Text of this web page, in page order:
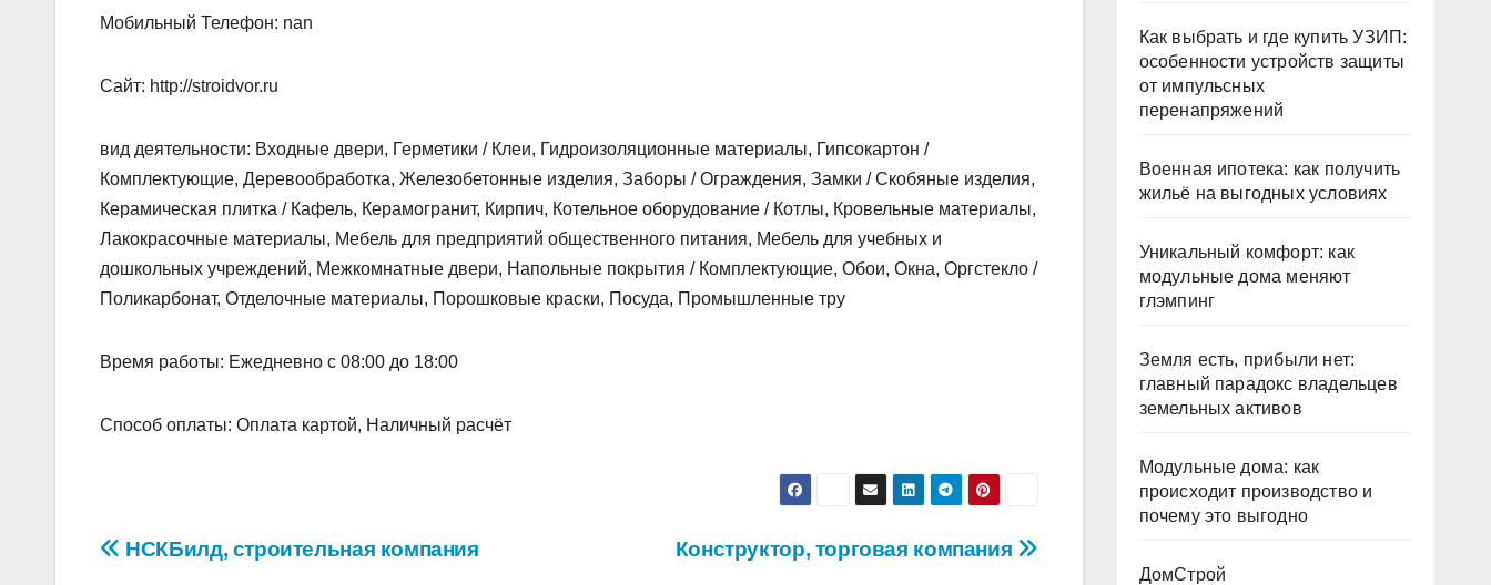
Мобильный Телефон: nan
Сайт: http://stroidvor.ru
вид деятельности: Входные двери, Герметики / Клеи, Гидроизоляционные материалы, Гипсокартон /
Комплектующие, Деревообработка, Железобетонные изделия, Заборы / Ограждения, Замки / Скобяные изделия,
Керамическая плитка / Кафель, Керамогранит, Кирпич, Котельное оборудование / Котлы, Кровельные материалы,
Лакокрасочные материалы, Мебель для предприятий общественного питания, Мебель для учебных и
дошкольных учреждений, Межкомнатные двери, Напольные покрытия / Комплектующие, Обои, Окна, Оргстекло /
Поликарбонат, Отделочные материалы, Порошковые краски, Посуда, Промышленные тру
Время работы: Ежедневно с 08:00 до 18:00
Способ оплаты: Оплата картой, Наличный расчёт
Навигация
Конструктор, торговая компания
НСКБилд, строительная компания
Как выбрать и где купить УЗИП:
особенности устройств защиты
от импульсных
перенапряжений
Военная ипотека: как получить
жильё на выгодных условиях
Уникальный комфорт: как
модульные дома меняют
глэмпинг
Земля есть, прибыли нет:
главный парадокс владельцев
земельных активов
Модульные дома: как
происходит производство и
почему это выгодно
ДомСтрой